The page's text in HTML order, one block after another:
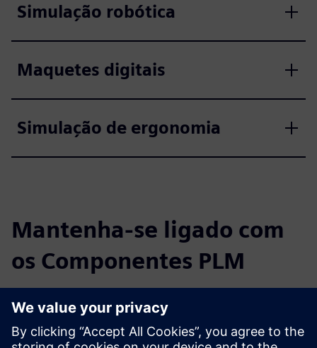
Simulação robótica
Maquetes digitais
Simulação de ergonomia
Mantenha-se ligado com
os Componentes PLM